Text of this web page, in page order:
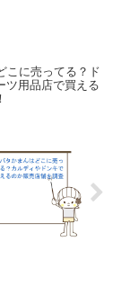
こに売ってる？ド
ツ用品店で買える